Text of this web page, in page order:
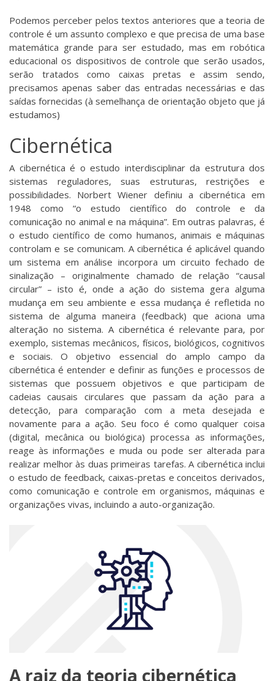
Podemos perceber pelos textos anteriores que a teoria de
controle é um assunto complexo e que precisa de uma base
matemática grande para ser estudado, mas em robótica
educacional os dispositivos de controle que serão usados,
serão tratados como caixas pretas e assim sendo,
precisamos apenas saber das entradas necessárias e das
saídas fornecidas (à semelhança de orientação objeto que já
estudamos)
Cibernética
A cibernética é o estudo interdisciplinar da estrutura dos
sistemas reguladores, suas estruturas, restrições e
possibilidades. Norbert Wiener definiu a cibernética em
1948 como “o estudo científico do controle e da
comunicação no animal e na máquina”. Em outras palavras, é
o estudo científico de como humanos, animais e máquinas
controlam e se comunicam. A cibernética é aplicável quando
um sistema em análise incorpora um circuito fechado de
sinalização – originalmente chamado de relação “causal
circular” – isto é, onde a ação do sistema gera alguma
mudança em seu ambiente e essa mudança é refletida no
sistema de alguma maneira (feedback) que aciona uma
alteração no sistema. A cibernética é relevante para, por
exemplo, sistemas mecânicos, físicos, biológicos, cognitivos
e sociais. O objetivo essencial do amplo campo da
cibernética é entender e definir as funções e processos de
sistemas que possuem objetivos e que participam de
cadeias causais circulares que passam da ação para a
detecção, para comparação com a meta desejada e
novamente para a ação. Seu foco é como qualquer coisa
(digital, mecânica ou biológica) processa as informações,
reage às informações e muda ou pode ser alterada para
realizar melhor às duas primeiras tarefas. A cibernética inclui
o estudo de feedback, caixas-pretas e conceitos derivados,
como comunicação e controle em organismos, máquinas e
organizações vivas, incluindo a auto-organização.
A raiz da teoria cibernética